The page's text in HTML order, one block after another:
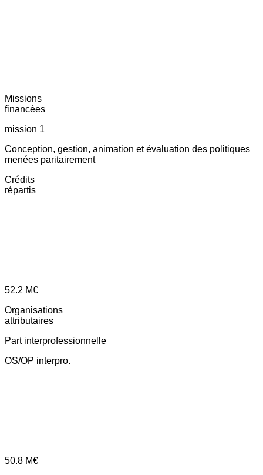
Missions
financées
mission 1
Conception, gestion, animation et évaluation des politiques
menées paritairement
Crédits
répartis
52.2 M€
Organisations
attributaires
Part interprofessionnelle
OS/OP interpro.
50.8 M€